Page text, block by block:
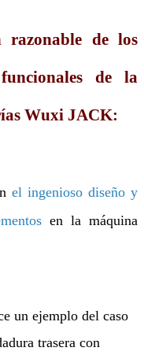
razonable de los
de la
Wuxi JACK:
el ingenioso diseño y
en la máquina
un ejemplo del caso
trasera con